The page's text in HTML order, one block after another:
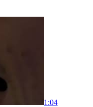
1:04